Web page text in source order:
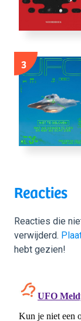
3
Reacties
Reacties die
verwijderd.
hebt gezien!